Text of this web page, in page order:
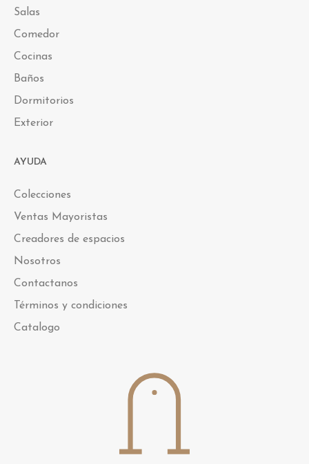
Salas
Comedor
Cocinas
Baños
Dormitorios
Exterior
AYUDA
Colecciones
Ventas Mayoristas
Creadores de espacios
Nosotros
Contactanos
Términos y condiciones
Catalogo